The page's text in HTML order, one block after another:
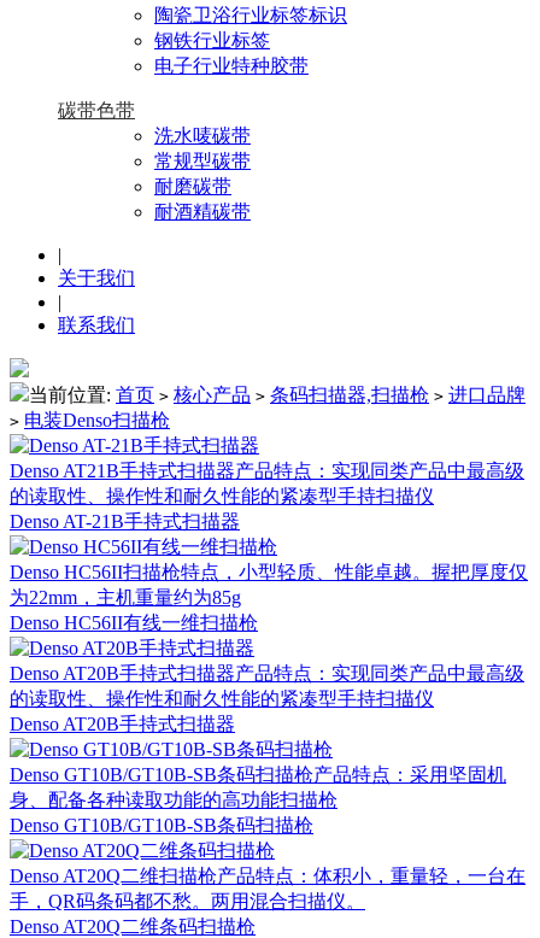
陶瓷卫浴行业标签标识
钢铁行业标签
电子行业特种胶带
碳带色带
洗水唛碳带
常规型碳带
耐磨碳带
耐酒精碳带
|
关于我们
|
联系我们
当前位置: 首页 > 核心产品 > 条码扫描器,扫描枪 > 进口品牌
> 电装Denso扫描枪
Denso AT21B手持式扫描器产品特点：实现同类产品中最高级
的读取性、操作性和耐久性能的紧凑型手持扫描仪
Denso AT-21B手持式扫描器
Denso HC56II扫描枪特点，小型轻质、性能卓越。握把厚度仅
为22mm，主机重量约为85g
Denso HC56II有线一维扫描枪
Denso AT20B手持式扫描器产品特点：实现同类产品中最高级
的读取性、操作性和耐久性能的紧凑型手持扫描仪
Denso AT20B手持式扫描器
Denso GT10B/GT10B-SB条码扫描枪产品特点：采用坚固机
身、配备各种读取功能的高功能扫描枪
Denso GT10B/GT10B-SB条码扫描枪
Denso AT20Q二维扫描枪产品特点：体积小，重量轻，一台在
手，QR码条码都不愁。两用混合扫描仪。
Denso AT20Q二维条码扫描枪